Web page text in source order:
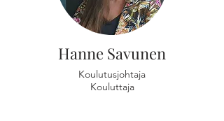
Hanne Savunen
Koulutusjohtaja
Kouluttaja